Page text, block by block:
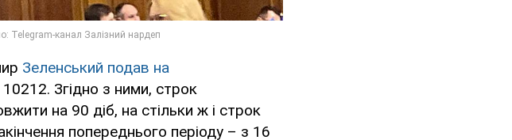
Зеленський подав на
Згідно з ними, строк
на 90 діб, на стільки ж і строк
попереднього періоду – з 16